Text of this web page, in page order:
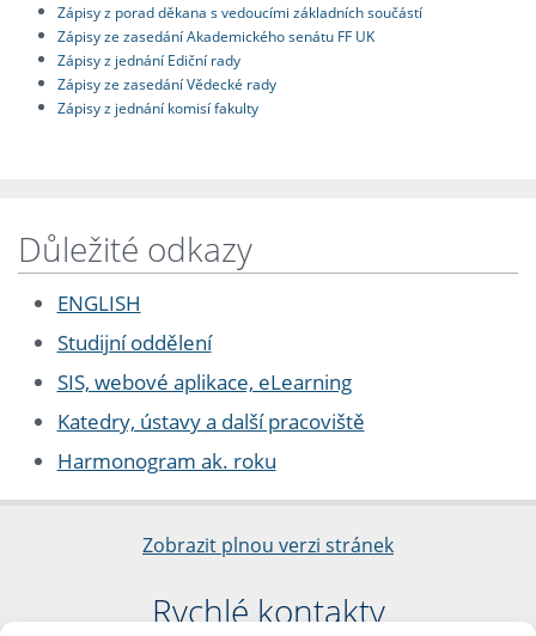
Zápisy z porad děkana s vedoucími základních součástí
Zápisy ze zasedání Akademického senátu FF UK
Zápisy z jednání Ediční rady
Zápisy ze zasedání Vědecké rady
Zápisy z jednání komisí fakulty
Důležité odkazy
ENGLISH
Studijní oddělení
SIS, webové aplikace, eLearning
Katedry, ústavy a další pracoviště
Harmonogram ak. roku
Zobrazit plnou verzi stránek
Rychlé kontakty